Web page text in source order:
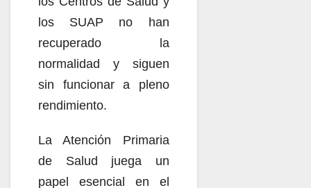
los SUAP no han
recuperado la
normalidad y siguen
sin funcionar a pleno
rendimiento.
La Atención Primaria
de Salud juega un
papel esencial en el